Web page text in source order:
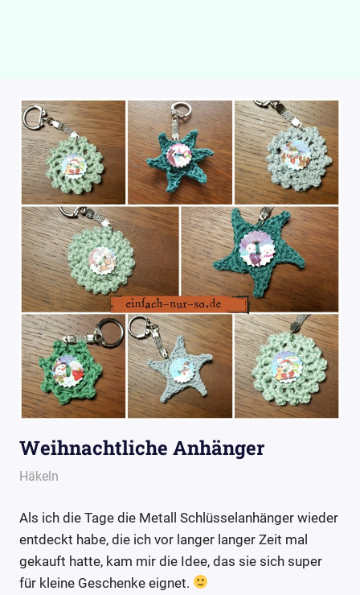
Weihnachtliche Anhänger
3. Dezember 2016
Wollpoesie
Häkeln
Als ich die Tage die Metall Schlüsselanhänger wieder
entdeckt habe, die ich vor langer langer Zeit mal
gekauft hatte, kam mir die Idee, das sie sich super
für kleine Geschenke eignet.